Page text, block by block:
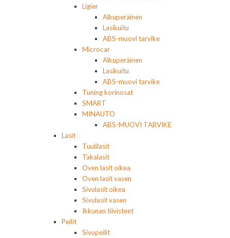
Ligier
Alkuperäinen
Lasikuitu
ABS-muovi tarvike
Microcar
Alkuperäinen
Lasikuitu
ABS-muovi tarvike
Tuning korinosat
SMART
MINAUTO
ABS-MUOVI TARVIKE
Lasit
Tuulilasit
Takalasit
Oven lasit oikea
Oven lasit vasen
Sivulasit oikea
Sivulasit vasen
Ikkunan tiivisteet
Peilit
Sivupeilit